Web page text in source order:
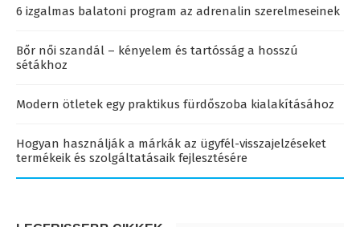
6 izgalmas balatoni program az adrenalin szerelmeseinek
Bőr női szandál – kényelem és tartósság a hosszú
sétákhoz
Modern ötletek egy praktikus fürdőszoba kialakításához
Hogyan használják a márkák az ügyfél-visszajelzéseket
termékeik és szolgáltatásaik fejlesztésére